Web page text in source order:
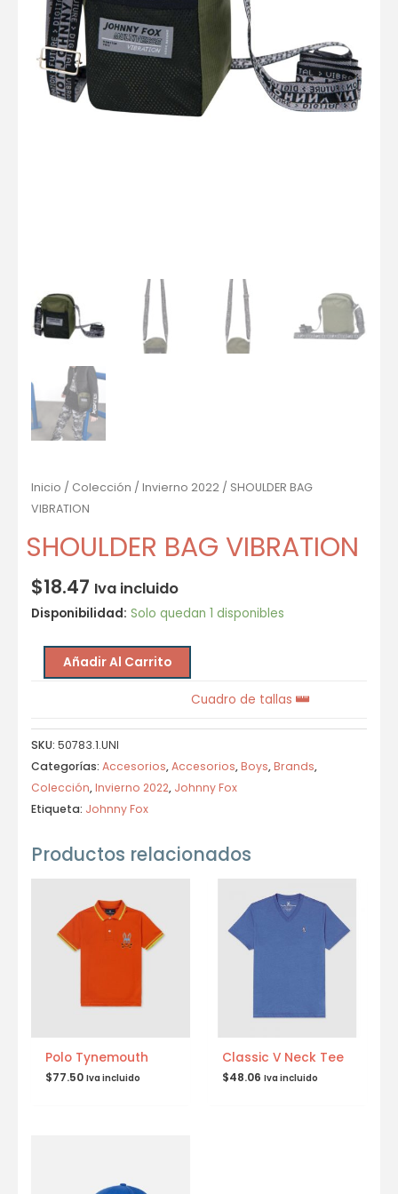
Inicio / Colección / Invierno 2022 / SHOULDER BAG
VIBRATION
SHOULDER BAG VIBRATION
$18.47 Iva incluido
Disponibilidad: Solo quedan 1 disponibles
Añadir Al Carrito
Cuadro de tallas
SKU: 50783.1.UNI
Categorías: Accesorios,Accesorios,Boys,Brands,
Colección,Invierno 2022, Johnny Fox
Etiqueta: Johnny Fox
Productos relacionados
Polo Tynemouth
$77.50 Iva incluido
Classic V Neck Tee
$48.06 Iva incluido